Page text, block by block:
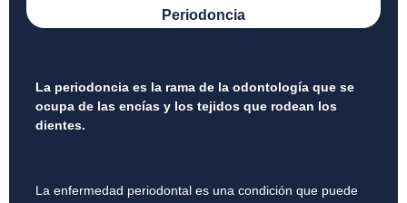
Periodoncia
La periodoncia es la rama de la odontología que se
ocupa de las encías y los tejidos que rodean los
dientes.
La enfermedad periodontal es una condición que puede